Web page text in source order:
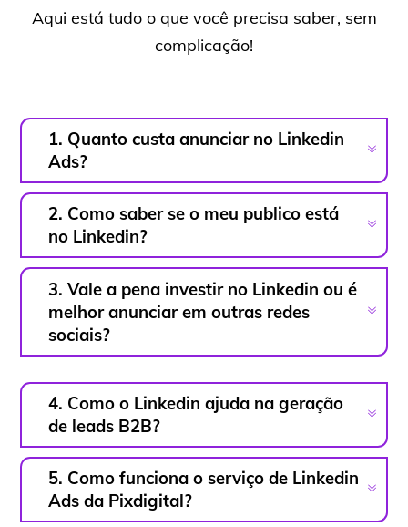
Aqui está tudo o que você precisa saber, sem
complicação!
1. Quanto custa anunciar no Linkedin
Ads?
2. Como saber se o meu publico está
no Linkedin?
3. Vale a pena investir no Linkedin ou é
melhor anunciar em outras redes
sociais?
4. Como o Linkedin ajuda na geração
de leads B2B?
5. Como funciona o serviço de Linkedin
Ads da Pixdigital?